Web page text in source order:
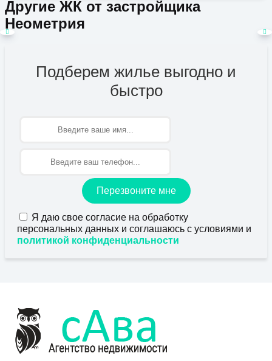
Другие ЖК от застройщика
Неометрия
Подберем жилье выгодно и
быстро
Перезвоните мне
Я даю свое согласие на обработку
персональных данных и соглашаюсь с условиями и
политикой конфиденциальности